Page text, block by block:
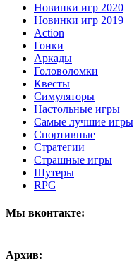
Новинки игр 2020
Новинки игр 2019
Action
Гонки
Аркады
Головоломки
Квесты
Симуляторы
Настольные игры
Самые лучшие игры
Спортивные
Стратегии
Страшные игры
Шутеры
RPG
Мы вконтакте:
Архив: